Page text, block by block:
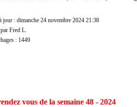
jour : dimanche 24 novembre 2024 21:38
Fred L.
: 1449
vous de la semaine 48 - 2024